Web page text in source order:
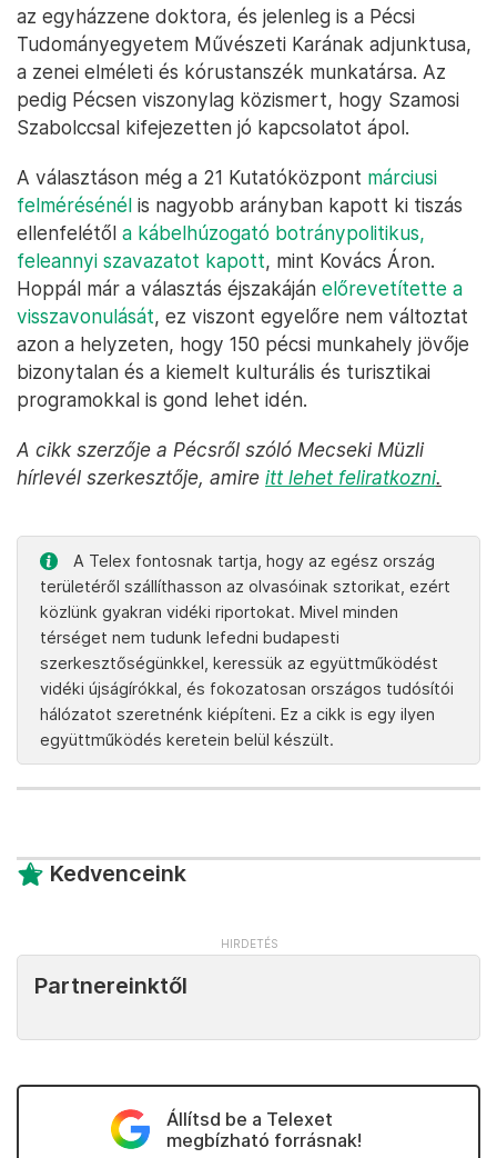
az egyházzene doktora, és jelenleg is a Pécsi
Tudományegyetem Művészeti Karának adjunktusa,
a zenei elméleti és kórustanszék munkatársa. Az
pedig Pécsen viszonylag közismert, hogy Szamosi
Szabolccsal kifejezetten jó kapcsolatot ápol.
A választáson még a 21 Kutatóközpont márciusi
felmérésénél is nagyobb arányban kapott ki tiszás
ellenfelétől a kábelhúzogató botránypolitikus,
feleannyi szavazatot kapott, mint Kovács Áron.
Hoppál már a választás éjszakáján előrevetítette a
visszavonulását, ez viszont egyelőre nem változtat
azon a helyzeten, hogy 150 pécsi munkahely jövője
bizonytalan és a kiemelt kulturális és turisztikai
programokkal is gond lehet idén.
A cikk szerzője a Pécsről szóló Mecseki Müzli
hírlevél szerkesztője, amire itt lehet feliratkozni.
A Telex fontosnak tartja, hogy az egész ország
területéről szállíthasson az olvasóinak sztorikat, ezért
közlünk gyakran vidéki riportokat. Mivel minden
térséget nem tudunk lefedni budapesti
szerkesztőségünkkel, keressük az együttműködést
vidéki újságírókkal, és fokozatosan országos tudósítói
hálózatot szeretnénk kiépíteni. Ez a cikk is egy ilyen
együttműködés keretein belül készült.
Kedvenceink
Partnereinktől
Állítsd be a Telexet
megbízható forrásnak!